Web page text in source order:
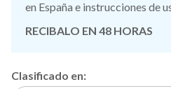
en España e instrucciones de
RECIBALO EN 48 HORAS
Clasificado en: